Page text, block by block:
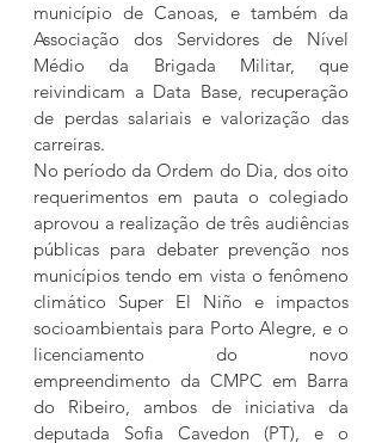
município de Canoas, e também da
Associação dos Servidores de Nível
Médio da Brigada Militar, que
reivindicam a Data Base, recuperação
de perdas salariais e valorização das
carreiras.
No período da Ordem do Dia, dos oito
requerimentos em pauta o colegiado
aprovou a realização de três audiências
públicas para debater prevenção nos
municípios tendo em vista o fenômeno
climático Super El Niño e impactos
socioambientais para Porto Alegre, e o
licenciamento do novo
empreendimento da CMPC em Barra
do Ribeiro, ambos de iniciativa da
deputada Sofia Cavedon (PT), e o